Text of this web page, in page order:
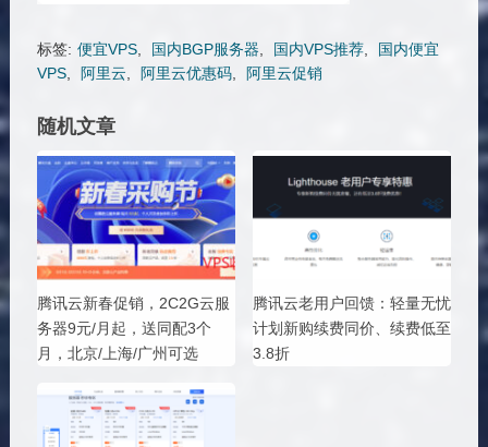
标签: 便宜VPS, 国内BGP服务器, 国内VPS推荐,
国内便宜
VPS, 阿里云, 阿里云优惠码, 阿里云促销
随机文章
腾讯云新春促销，2C2G云服
务器9元/月起，送同配3个
月，北京/上海/广州可选
腾讯云老用户回馈：轻量无忧
计划新购续费同价、续费低至
3.8折